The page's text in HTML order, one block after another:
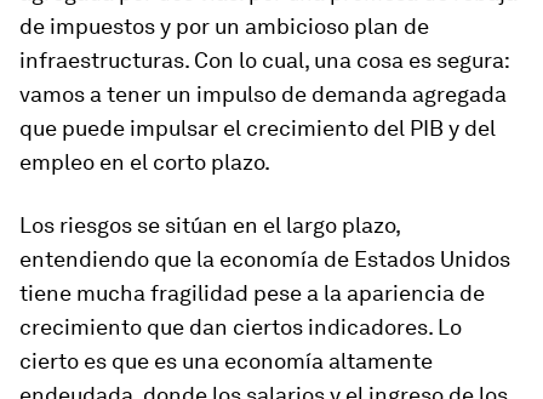
de impuestos y por un ambicioso plan de
infraestructuras. Con lo cual, una cosa es segura:
vamos a tener un impulso de demanda agregada
que puede impulsar el crecimiento del PIB y del
empleo en el corto plazo.
Los riesgos se sitúan en el largo plazo,
entendiendo que la economía de Estados Unidos
tiene mucha fragilidad pese a la apariencia de
crecimiento que dan ciertos indicadores. Lo
cierto es que es una economía altamente